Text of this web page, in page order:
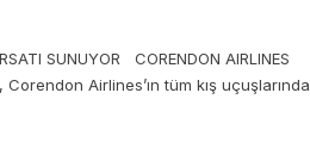
SUNUYOR CORENDON AIRLINES
Airlines’ın tüm kış uçuşlarında